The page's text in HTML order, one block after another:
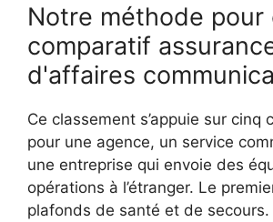
Notre méthode pour
comparatif
d'affaires
Ce classement s’appuie sur cinq
pour une agence, un service
une entreprise qui envoie des
opérations à l’étranger. Le
plafonds de santé et de